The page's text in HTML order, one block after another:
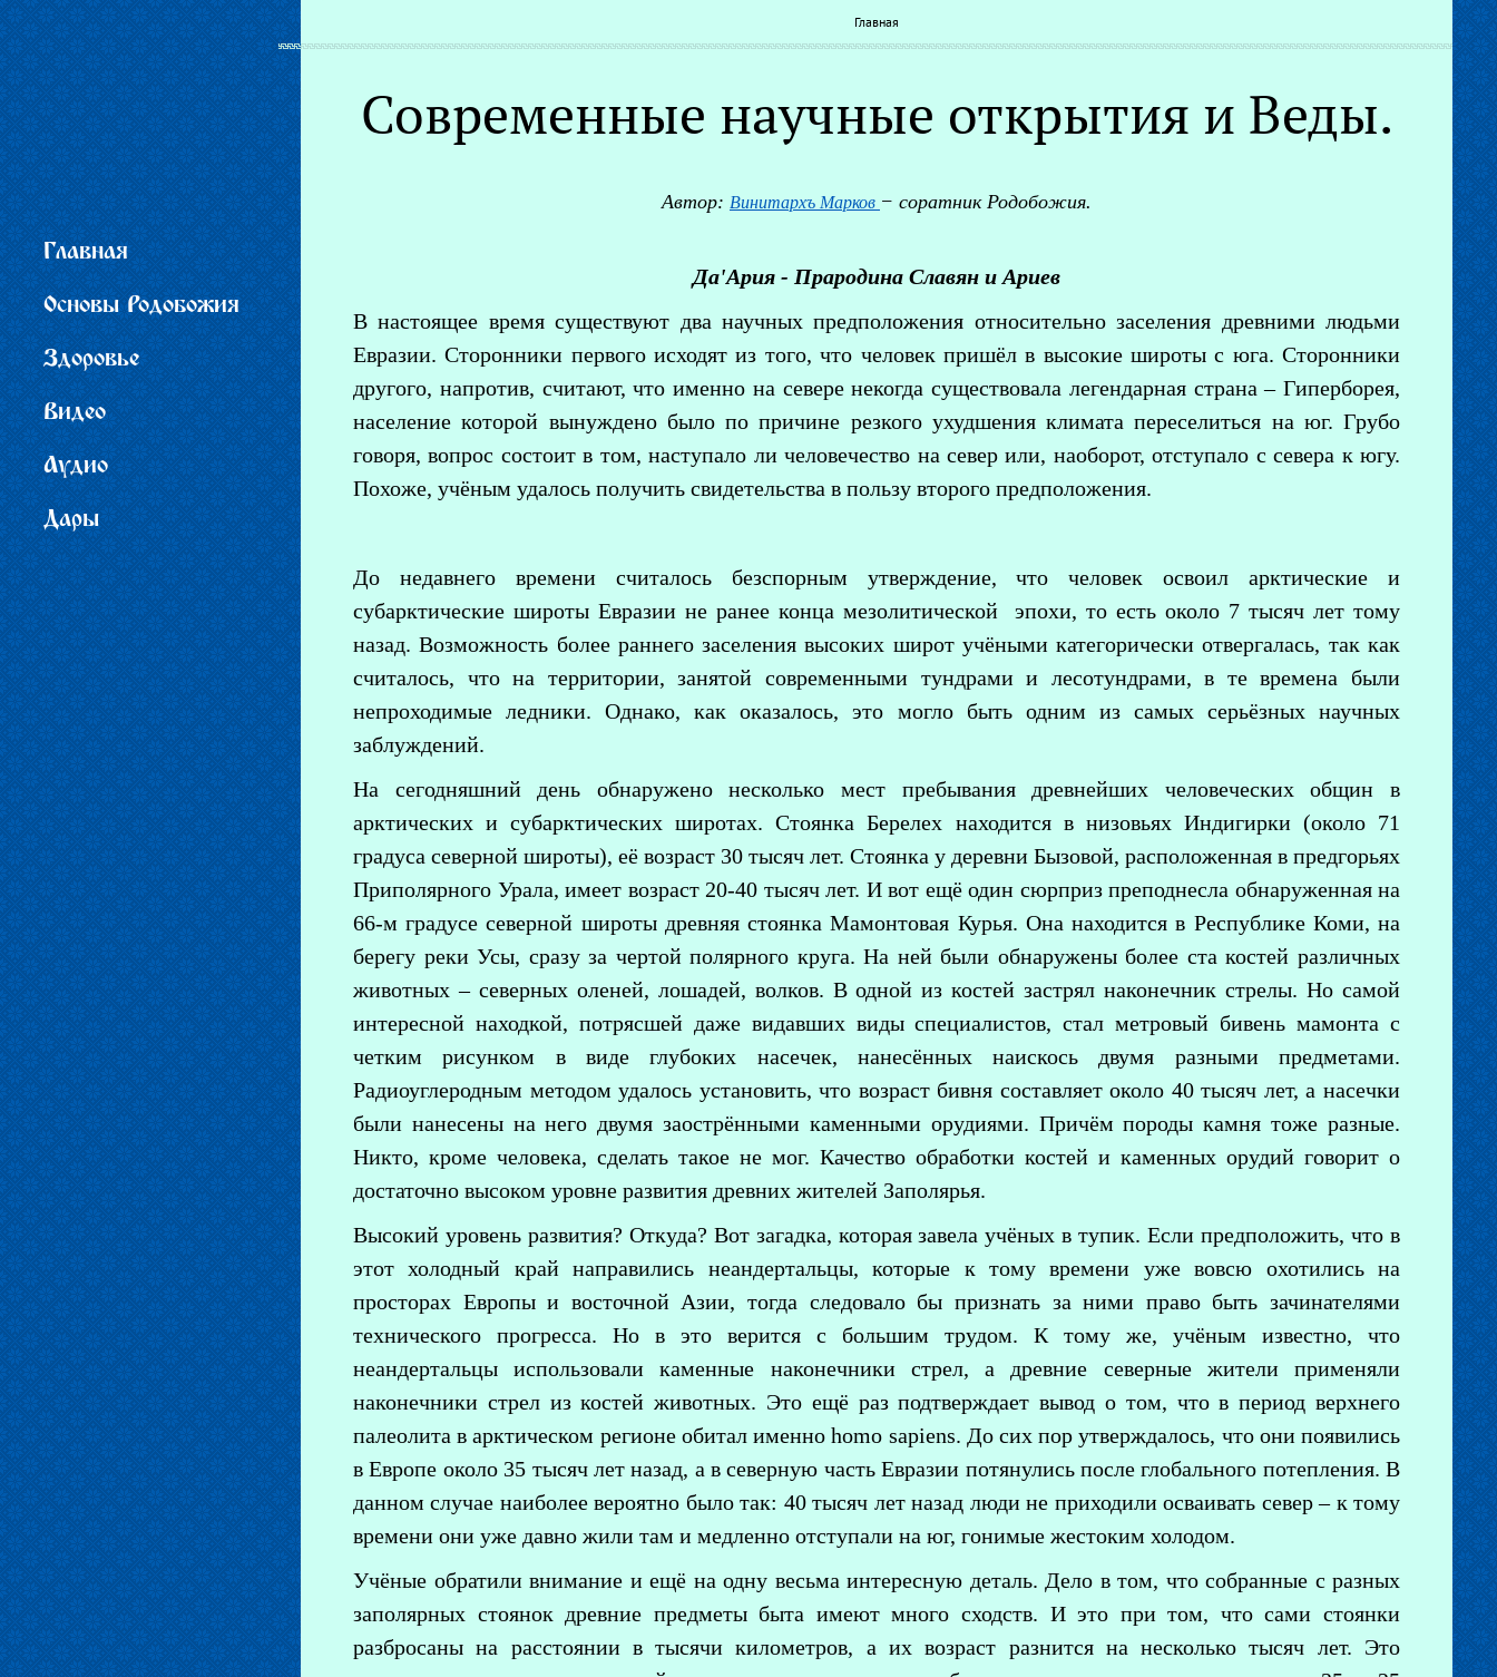
Вы здесь
Главная
Современные научные открытия и Веды.
Автор: Винитархъ Марков − соратник Родобожия.
Да'Ария - Прародина Славян и Ариев
В настоящее время существуют два научных предположения относительно заселения древними людьми
Евразии. Сторонники первого исходят из того, что человек пришёл в высокие широты с юга. Сторонники
другого, напротив, считают, что именно на севере некогда существовала легендарная страна – Гиперборея,
население которой вынуждено было по причине резкого ухудшения климата переселиться на юг. Грубо
говоря, вопрос состоит в том, наступало ли человечество на север или, наоборот, отступало с севера к югу.
Похоже, учёным удалось получить свидетельства в пользу второго предположения.
До недавнего времени считалось безспорным утверждение, что человек освоил арктические и
субарктические широты Евразии не ранее конца мезолитической эпохи, то есть около 7 тысяч лет тому
назад. Возможность более раннего заселения высоких широт учёными категорически отвергалась, так как
считалось, что на территории, занятой современными тундрами и лесотундрами, в те времена были
непроходимые ледники. Однако, как оказалось, это могло быть одним из самых серьёзных научных
заблуждений.
На сегодняшний день обнаружено несколько мест пребывания древнейших человеческих общин в
арктических и субарктических широтах. Стоянка Берелех находится в низовьях Индигирки (около 71
градуса северной широты), её возраст 30 тысяч лет. Стоянка у деревни Бызовой, расположенная в предгорьях
Приполярного Урала, имеет возраст 20-40 тысяч лет. И вот ещё один сюрприз преподнесла обнаруженная на
66-м градусе северной широты древняя стоянка Мамонтовая Курья. Она находится в Республике Коми, на
берегу реки Усы, сразу за чертой полярного круга. На ней были обнаружены более ста костей различных
животных – северных оленей, лошадей, волков. В одной из костей застрял наконечник стрелы. Но самой
интересной находкой, потрясшей даже видавших виды специалистов, стал метровый бивень мамонта с
четким рисунком в виде глубоких насечек, нанесённых наискось двумя разными предметами.
Радиоуглеродным методом удалось установить, что возраст бивня составляет около 40 тысяч лет, а насечки
были нанесены на него двумя заострёнными каменными орудиями. Причём породы камня тоже разные.
Никто, кроме человека, сделать такое не мог. Качество обработки костей и каменных орудий говорит о
достаточно высоком уровне развития древних жителей Заполярья.
Высокий уровень развития? Откуда? Вот загадка, которая завела учёных в тупик. Если предположить, что в
этот холодный край направились неандертальцы, которые к тому времени уже вовсю охотились на
просторах Европы и восточной Азии, тогда следовало бы признать за ними право быть зачинателями
технического прогресса. Но в это верится с большим трудом. К тому же, учёным известно, что
неандертальцы использовали каменные наконечники стрел, а древние северные жители применяли
наконечники стрел из костей животных. Это ещё раз подтверждает вывод о том, что в период верхнего
палеолита в арктическом регионе обитал именно homo sapiens. До сих пор утверждалось, что они появились
в Европе около 35 тысяч лет назад, а в северную часть Евразии потянулись после глобального потепления. В
данном случае наиболее вероятно было так: 40 тысяч лет назад люди не приходили осваивать север – к тому
времени они уже давно жили там и медленно отступали на юг, гонимые жестоким холодом.
Учёные обратили внимание и ещё на одну весьма интересную деталь. Дело в том, что собранные с разных
заполярных стоянок древние предметы быта имеют много сходств. И это при том, что сами стоянки
разбросаны на расстоянии в тысячи километров, а их возраст разнится на несколько тысяч лет. Это
Главная
Основы Родобожия
Здоровье
Видео
Аудио
Дары